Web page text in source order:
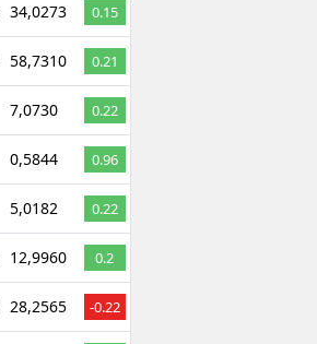
34,0273 0.15
58,7310 0.21
7,0730 0.22
0,5844 0.96
5,0182 0.22
12,9960 0.2
28,2565 -0.22